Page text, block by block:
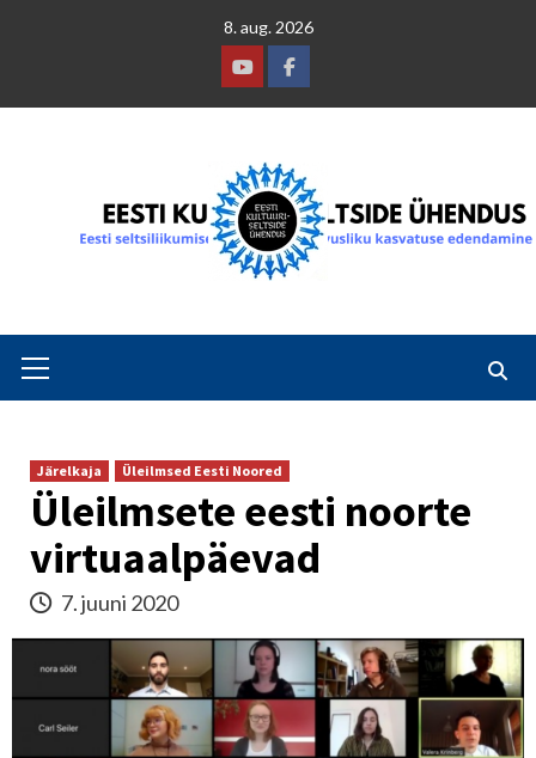
8. aug. 2026
YoutubeFacebook
Menu
Järelkaja Üleilmsed Eesti Noored
Üleilmsete eesti noorte
virtuaalpäevad
7. juuni 2020